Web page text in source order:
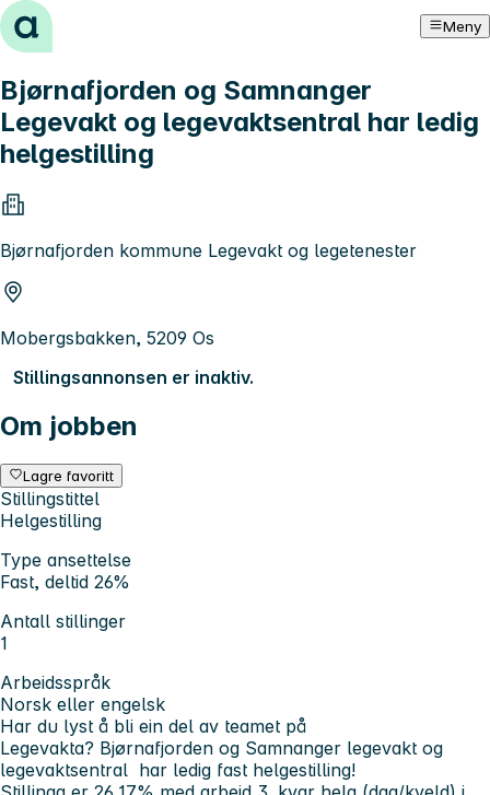
Hopp til innhold Meny
Bjørnafjorden og Samnanger
Legevakt og legevaktsentral har ledig
helgestilling
Bjørnafjorden kommune Legevakt og legetenester
Mobergsbakken, 5209 Os
Stillingsannonsen er inaktiv.
Om jobben
Lagre favoritt
Stillingstittel
Helgestilling
Type ansettelse
Fast, deltid 26%
Antall stillinger
1
Arbeidsspråk
Norsk eller engelsk
Har du lyst å bli ein del av teamet på
Legevakta? Bjørnafjorden og Samnanger legevakt og
legevaktsentral har ledig fast helgestilling!